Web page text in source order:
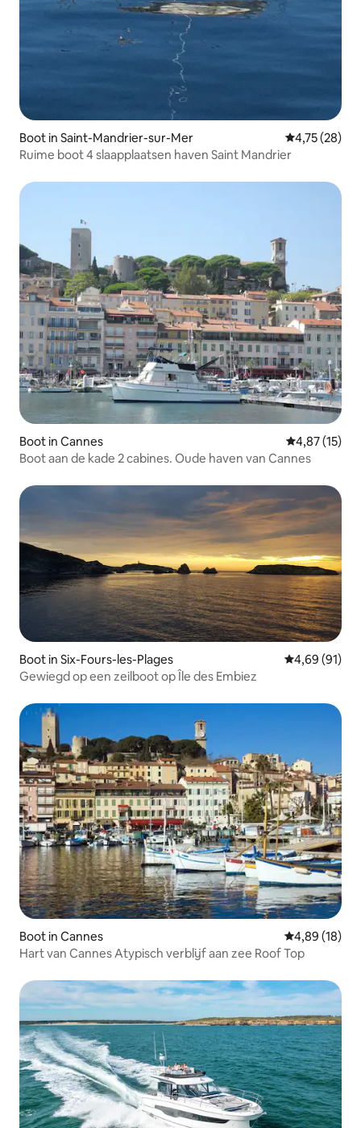
Boot in Saint-Mandrier-sur-Mer Gemiddelde
4,75 (28)
Ruime boot 4 slaapplaatsen haven Saint Mandrier
Boot in Cannes Gemiddelde
4,87 (15)
Boot aan de kade 2 cabines. Oude haven van Cannes
Boot in Six-Fours-les-Plages Gemiddelde
4,69 (91)
Gewiegd op een zeilboot op Île des Embiez
Boot in Cannes Gemiddelde
4,89 (18)
Hart van Cannes Atypisch verblijf aan zee Roof Top